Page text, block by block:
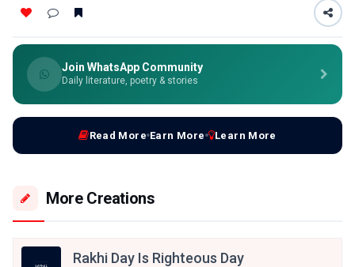
Join WhatsApp Community
Daily literature, poetry & stories
Read More Earn More Learn More
More Creations
Rakhi Day Is Righteous Day